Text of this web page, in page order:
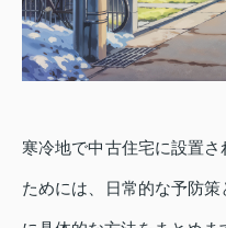
寒冷地で中古住宅に設置
ためには、日常的な予防